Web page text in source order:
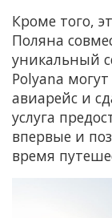
Кроме того,
Поляна
уникальный
Polyana
авиарейс и
услуга
впервые и
время